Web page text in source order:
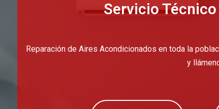
Servicio
Reparación de Aires Acondicionados en toda la
y